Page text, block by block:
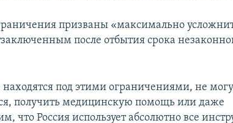
призваны «максимально
после отбытия срока
под этими ограничениями, не
получить медицинскую помощь или даже
что Россия использует абсолютно все